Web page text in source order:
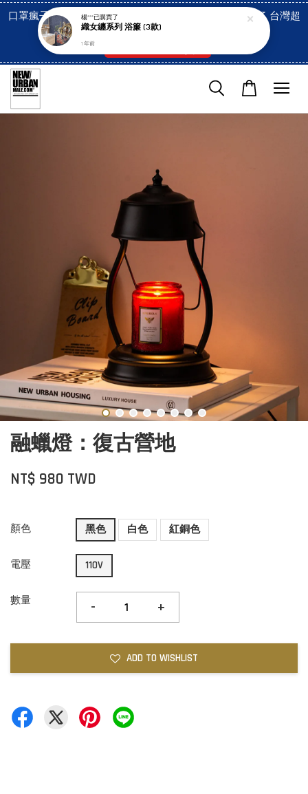
口罩瘋子官網, 放心訂購! 香港澳門信用卡付費已經開啓了 台灣超
市貨到付款也是!
融蠟燈：復古營地
NT$ 980 TWD
顏色 黑色 白色 紅銅色
電壓 110V
數量 - +
ADD TO WISHLIST
楊***已購買了
織女纏系列 浴簾 (3款)
1 年前